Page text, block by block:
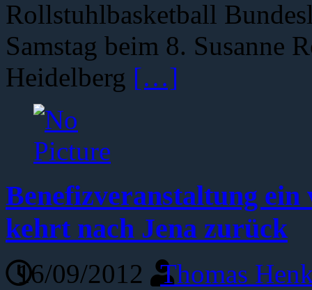
Rollstuhlbasketball
Samstag beim 8. Susanne
Heidelberg […]
Benefizveranstaltung
kehrt nach Jena zurück
16/09/2012
Thomas